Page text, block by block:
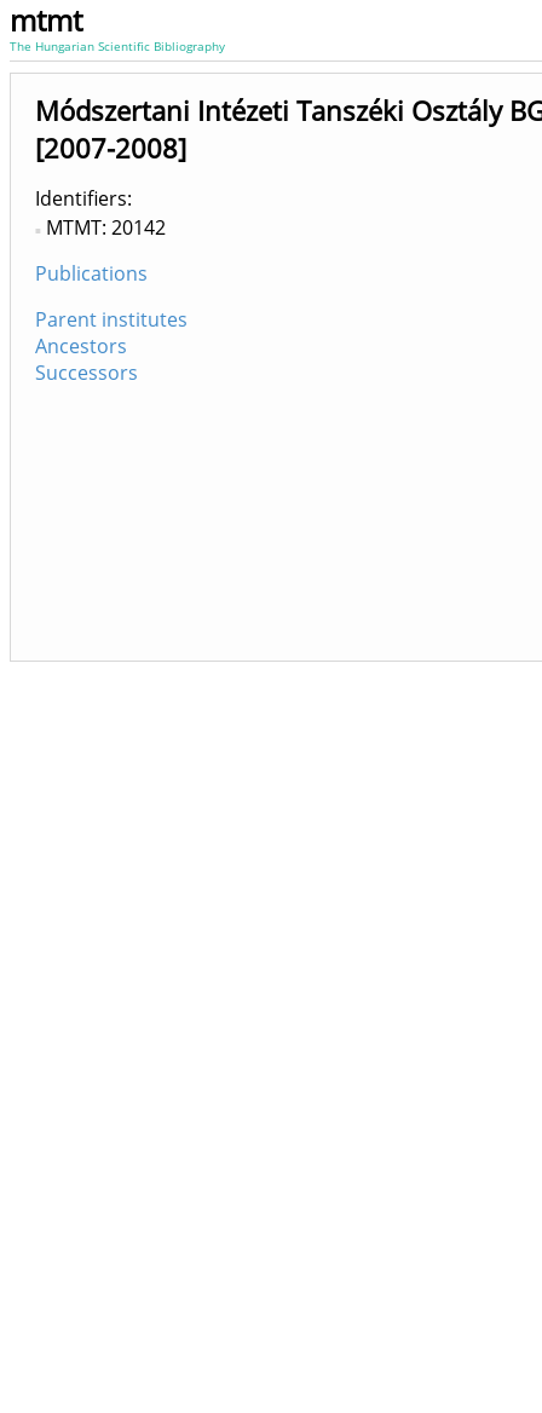
mtmt
The Hungarian Scientific Bibliography
Módszertani Intézeti Tanszéki Osztály
[2007-2008]
Identifiers
MTMT: 20142
Publications
Parent institutes
Ancestors
Successors